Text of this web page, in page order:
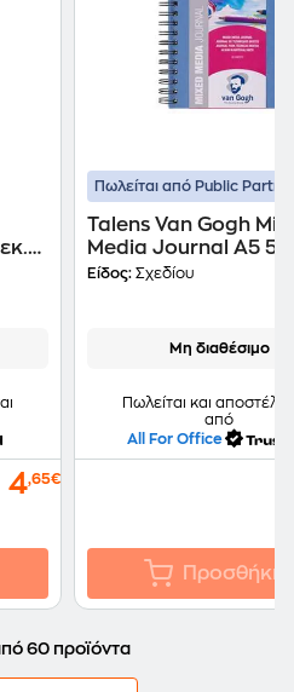
4,65€
Πωλείται από Public
Talens Van Gogh Mix
Media Journal A5
160 Γρ.
Είδος: Σχεδίου
Μη διαθέσιμο
Πωλείται και
από
All For Office
Προσθήκη
60 προϊόντα